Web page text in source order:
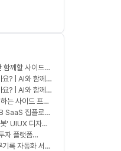
함께할 사이드
는 사이드 프로
SaaS 집플로우
' UIUX 디자인
자 플랫폼
록 자동화 서비